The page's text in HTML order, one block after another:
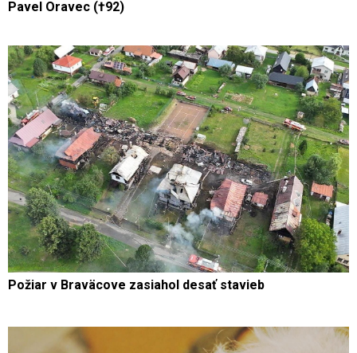
Pavel Oravec (†92)
Požiar v Braväcove zasiahol desať stavieb